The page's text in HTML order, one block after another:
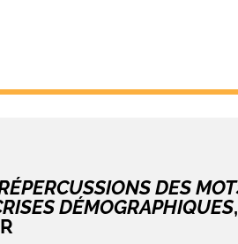
DES
DÉMOGRAPHIQUES,